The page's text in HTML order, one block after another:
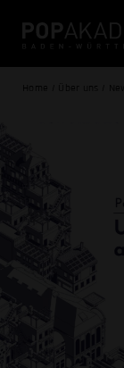
Home / Über uns /